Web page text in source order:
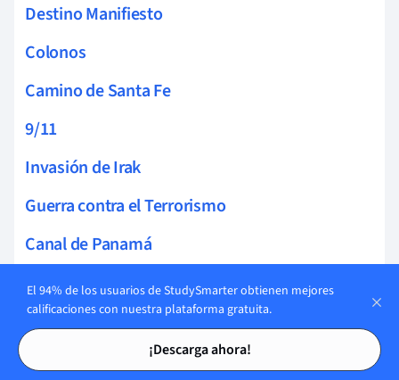
Tarjetas de estudio
Tarjetas de estudio
Destino Manifiesto
Colonos
Camino de Santa Fe
9/11
Invasión de Irak
Guerra contra el Terrorismo
Canal de Panamá
Guerra Hispano-Estadounidense
Jim Crow
WEB Du Bois
El 94% de los usuarios de StudySmarter obtienen mejores
calificaciones con nuestra plataforma gratuita.
¡Descarga ahora!